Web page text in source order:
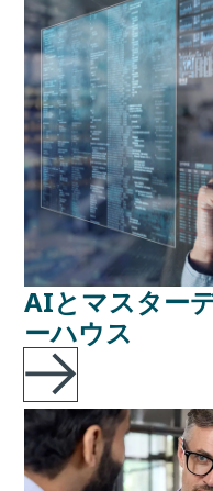
AIとマスター
ーハウス